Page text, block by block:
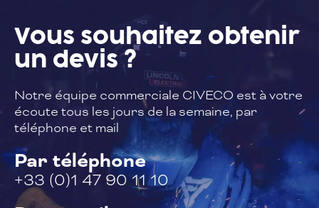
Vous souhaitez obtenir
un devis ?
Notre équipe commerciale CIVECO est àvotre
écoute tous les jours de la semaine, par
téléphone et mail
Par téléphone
+33 (0)1 47 90 11 10